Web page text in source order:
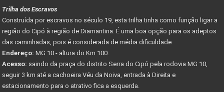
Trilha dos Escravos
Construída por escravos no século 19, esta trilha tinha como função ligar a
região do Cipó à região de Diamantina. É uma boa opção para os adeptos
das caminhadas, pois é considerada de média dificuldade.
Endereço: MG 10 - altura do Km 100.
Acesso: saindo da praça do distrito Serra do Cipó pela rodovia MG 10,
seguir 3 km até a cachoeira Véu da Noiva, entrada à Direita e
estacionamento para o atrativo fica a esquerda.